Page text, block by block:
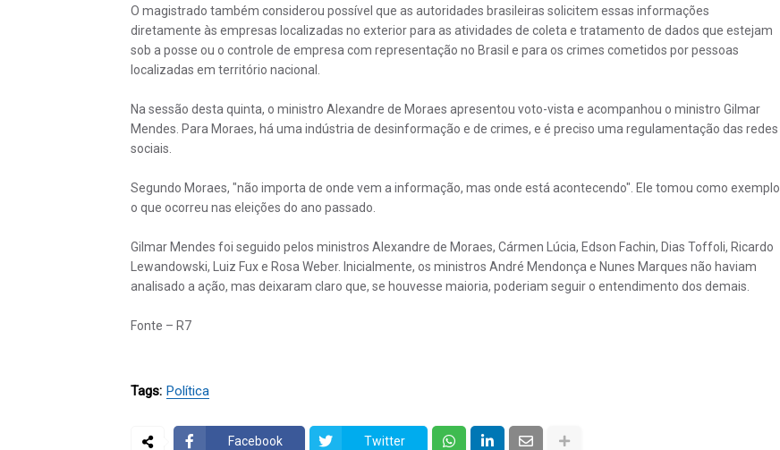
O magistrado também considerou possível que as autoridades brasileiras solicitem essas informações
diretamente às empresas localizadas no exterior para as atividades de coleta e tratamento de dados que estejam
sob a posse ou o controle de empresa com representação no Brasil e para os crimes cometidos por pessoas
localizadas em território nacional.
Na sessão desta quinta, o ministro Alexandre de Moraes apresentou voto-vista e acompanhou o ministro Gilmar
Mendes. Para Moraes, há uma indústria de desinformação e de crimes, e é preciso uma regulamentação das redes
sociais.
Segundo Moraes, "não importa de onde vem a informação, mas onde está acontecendo". Ele tomou como exemplo
o que ocorreu nas eleições do ano passado.
Gilmar Mendes foi seguido pelos ministros Alexandre de Moraes, Cármen Lúcia, Edson Fachin, Dias Toffoli, Ricardo
Lewandowski, Luiz Fux e Rosa Weber. Inicialmente, os ministros André Mendonça e Nunes Marques não haviam
analisado a ação, mas deixaram claro que, se houvesse maioria, poderiam seguir o entendimento dos demais.
Fonte – R7
Tags: Política
Facebook Twitter